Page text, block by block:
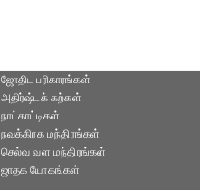
ஜோதிட ப‌ரிகார‌ங்க‌ள்
அதிர்ஷ்டக் கற்கள்
நாட்காட்டிகள்
நவக்கிரக மந்திரங்கள்
செல்வ வள மந்திரங்கள்
ஜாதக யோகங்கள்